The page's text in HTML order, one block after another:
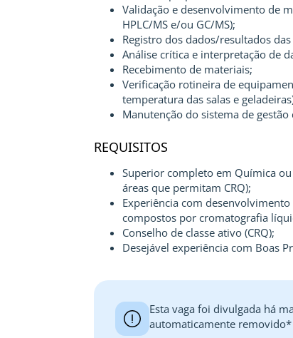
Validação e desenvolvimento de
HPLC/MS e/ou GC/MS);
Registro dos dados/resultados
Análise crítica e interpretação de
Recebimento de materiais;
Verificação rotineira de
temperatura das salas e
Manutenção do sistema de
REQUISITOS
Superior completo em Química
áreas que permitam CRQ);
Experiência com
compostos por cromatografia
Conselho de classe ativo (CRQ);
Desejável experiência com Boas
Esta vaga foi divulgada há
automaticamente removido*